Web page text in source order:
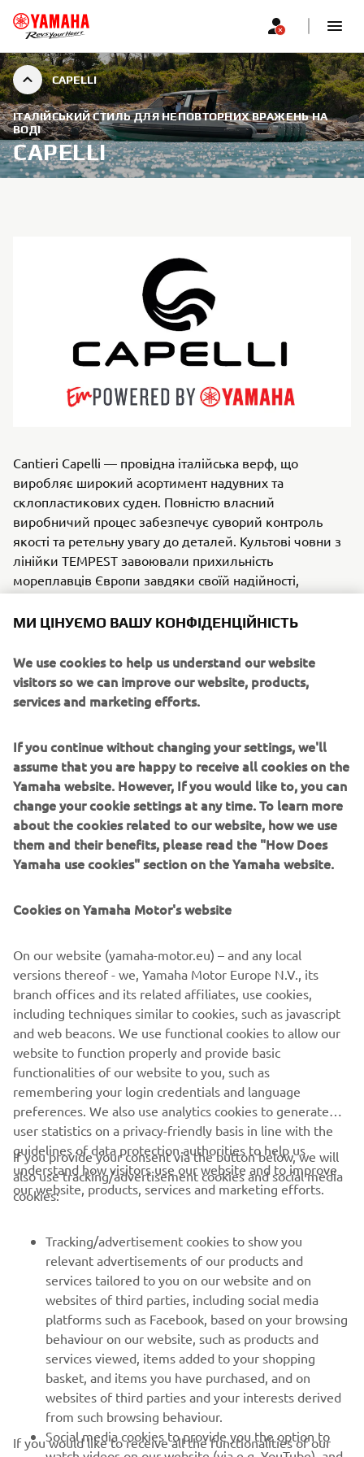
CAPELLI
ІТАЛІЙСЬКИЙ СТИЛЬ ДЛЯ НЕПОВТОРНИХ ВРАЖЕНЬ НА
ВОДІ
CAPELLI
Cantieri Capelli — провідна італійська верф, що
виробляє широкий асортимент надувних та
склопластикових суден. Повністю власний
виробничий процес забезпечує суворий контроль
якості та ретельну увагу до деталей. Культові човни з
лінійки TEMPEST завоювали прихильність
мореплавців Європи завдяки своїй надійності,
широку цільову аудиторію, а його асортимент містить
прогулянок до суден для професіоналів, від
компактних баркасів до потужних човнів із жорстким
корпусом.
У кожній моделі італійський стиль поєднується з
надійними експлуатаційними характеристиками, тому
ці судна чудово підходять для круїзів,
дайвінгу або виконання важких професійних завдань.
Верф Capelli використовує дослідження, розробки й
найсучасніші
технології, щоб невпинно розвиватися та дарувати ще
1
ОФІЦІЙНИЙ ВЕБСАЙТ CAPELLI
CORPORATE
MORE YAMAHA
SUPPORT
ІНФОРМАЦІЙНИЙ БЮЛЕТЕНЬ
Дізнавайтесь першими про останні пропозиції, спеціальні
події, оновлення та багато іншого
МИ ЦІНУЄМО ВАШУ КОНФІДЕНЦІЙНІСТЬ
We use cookies to help us understand our website
visitors so we can improve our website, products,
services and marketing efforts.
If you continue without changing your settings, we'll
assume that you are happy to receive all cookies on the
Yamaha website. However, If you would like to, you can
change your cookie settings at any time. To learn more
about the cookies related to our website, how we use
them and their benefits, please read the "How Does
Yamaha use cookies" section on the Yamaha website.
Cookies on Yamaha Motor's website
On our website (yamaha-motor.eu) – and any local
versions thereof - we, Yamaha Motor Europe N.V., its
branch offices and its related affiliates, use cookies,
including techniques similar to cookies, such as javascript
and web beacons. We use functional cookies to allow our
website to function properly and provide basic
functionalities of our website to you, such as
remembering your login credentials and language
preferences. We also use analytics cookies to generate
user statistics on a privacy-friendly basis in line with the
guidelines of data protection authorities to help us
understand how visitors use our website and to improve
our website, products, services and marketing efforts.
If you provide your consent via the button below, we will
also use tracking/advertisement cookies and social media
cookies:
Tracking/advertisement cookies to show you
relevant advertisements of our products and
services tailored to you on our website and on
websites of third parties, including social media
platforms such as Facebook, based on your browsing
behaviour on our website, such as products and
services viewed, items added to your shopping
basket, and items you have purchased, and on
websites of third parties and your interests derived
from such browsing behaviour.
Social media cookies to provide you the option to
watch videos on our website (via e.g. YouTube), and
If you would like to receive all the functionalities of our